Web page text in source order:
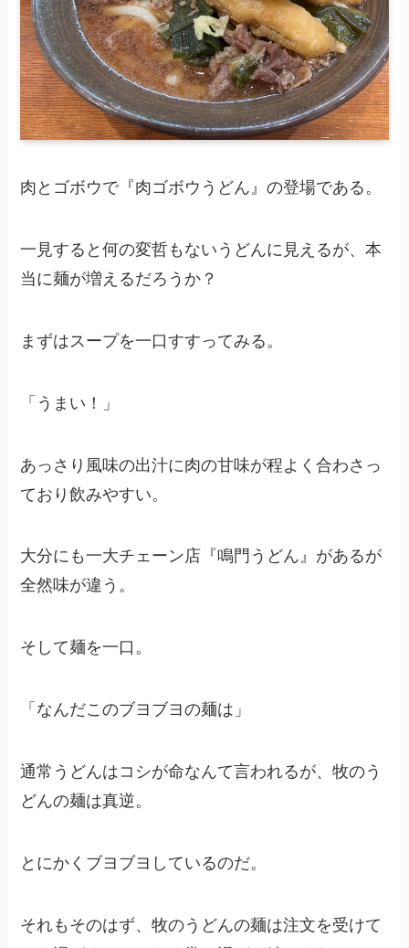
肉とゴボウで『肉ゴボウうどん』の登場である。
一見すると何の変哲もないうどんに見えるが、本
当に麺が増えるだろうか？
まずはスープを一口すすってみる。
「うまい！」
あっさり風味の出汁に肉の甘味が程よく合わさっ
ており飲みやすい。
大分にも一大チェーン店『鳴門うどん』があるが
全然味が違う。
そして麺を一口。
「なんだこのブヨブヨの麺は」
通常うどんはコシが命なんて言われるが、牧のう
どんの麺は真逆。
とにかくブヨブヨしているのだ。
それもそのはず、牧のうどんの麺は注文を受けて